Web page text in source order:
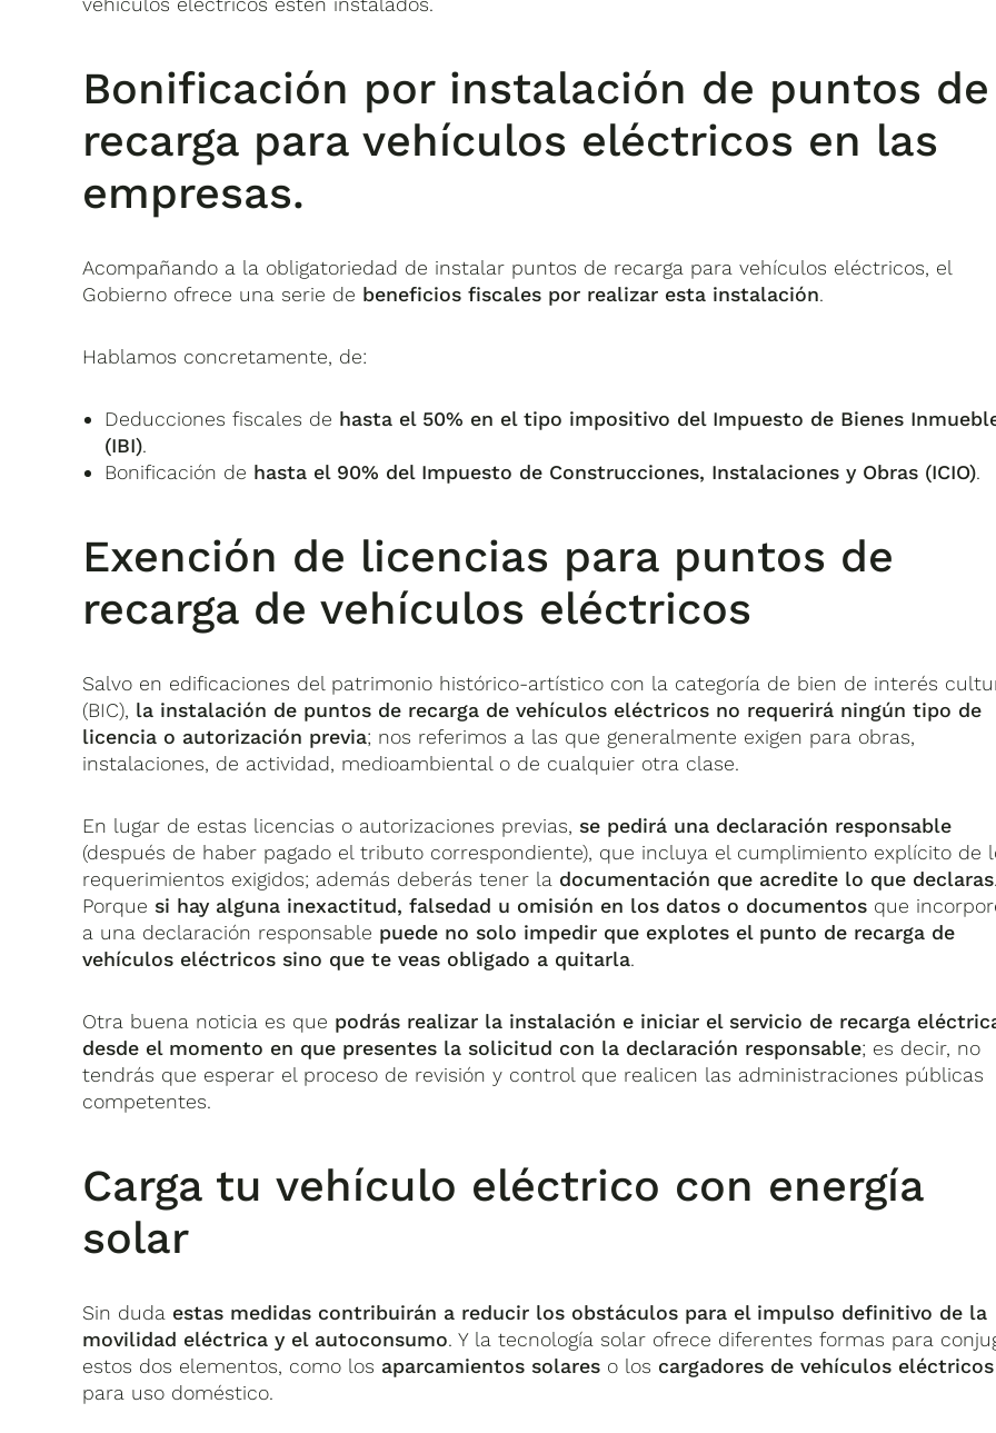
Bonificación por instalación de puntos de
recarga para vehículos eléctricos en las
empresas.
Acompañando a la obligatoriedad de instalar puntos de recarga para vehículos eléctricos, el
Gobierno ofrece una serie de beneficios fiscales por realizar esta instalación.
Hablamos concretamente, de:
Deducciones fiscales de hasta el 50% en el tipo impositivo del Impuesto de Bienes
(IBI).
Bonificación de hasta el 90% del Impuesto de Construcciones, Instalaciones y Obras (ICIO).
Exención de licencias para puntos de
recarga de vehículos eléctricos
Salvo en edificaciones del patrimonio histórico-artístico con la categoría de bien de interés
(BIC), la instalación de puntos de recarga de vehículos eléctricos no requerirá ningún tipo de
licencia o autorización previa; nos referimos a las que generalmente exigen para obras,
instalaciones, de actividad, medioambiental o de cualquier otra clase.
En lugar de estas licencias o autorizaciones previas,se pedirá una declaración responsable
(después de haber pagado el tributo correspondiente), que incluya el cumplimiento explícito de
requerimientos exigidos; además deberás tener la documentación que acredite lo que declaras
Porquesi hay alguna inexactitud, falsedad u omisión en los datos o documentos que
a una declaración responsable puede no solo impedir que explotes el punto de recarga de
vehículos eléctricos sino que te veas obligado a quitarla.
Otra buena noticia es que podrás realizar la instalación e iniciar el servicio de recarga
desde el momento en que presentes la solicitud con la declaración responsable; es decir, no
tendrás que esperar el proceso de revisión y control que realicen las administraciones públicas
competentes.
Carga tu vehículo eléctrico con energía
solar
Sin duda estas medidas contribuirán a reducir los obstáculos para el impulso definitivo de la
movilidad eléctrica y el autoconsumo. Y la tecnología solar ofrece diferentes formas para
estos dos elementos, como los aparcamientos solares o los cargadores de vehículos eléctricos
para uso doméstico.